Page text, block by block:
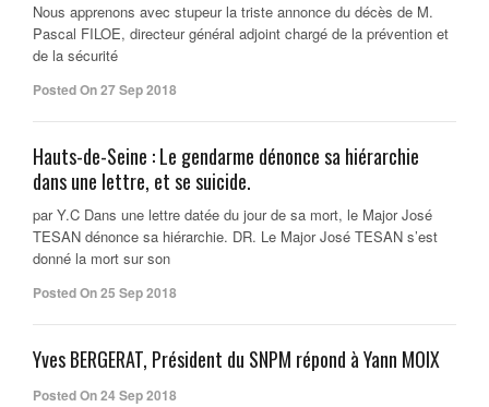
Nous apprenons avec stupeur la triste annonce du décès de M.
Pascal FILOE, directeur général adjoint chargé de la prévention et
de la sécurité
Posted On 27 Sep 2018
Hauts-de-Seine : Le gendarme dénonce sa hiérarchie
dans une lettre, et se suicide.
par Y.C Dans une lettre datée du jour de sa mort, le Major José
TESAN dénonce sa hiérarchie. DR. Le Major José TESAN s’est
donné la mort sur son
Posted On 25 Sep 2018
Yves BERGERAT, Président du SNPM répond à Yann MOIX
Posted On 24 Sep 2018